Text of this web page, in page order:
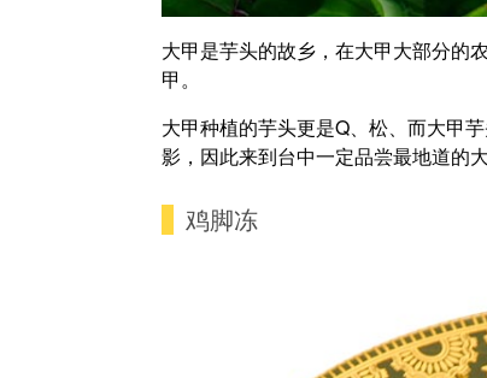
大甲是芋头的故乡，在大甲大部分的
甲。
大甲种植的芋头更是Q、松、而大甲
影，因此来到台中一定品尝最地道的大
鸡脚冻